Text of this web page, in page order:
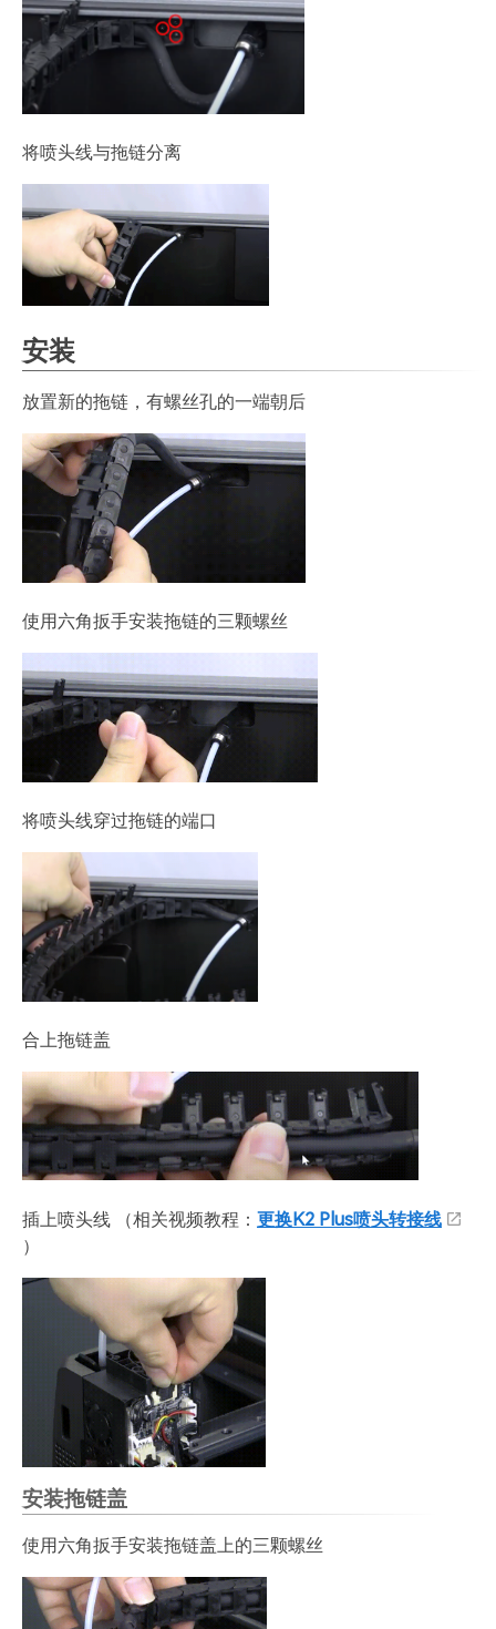
将喷头线与拖链分离
安装
放置新的拖链，有螺丝孔的一端朝后
使用六角扳手安装拖链的三颗螺丝
将喷头线穿过拖链的端口
合上拖链盖
插上喷头线 （相关视频教程： 更换K2 Plus喷头转接线
）
安装拖链盖
使用六角扳手安装拖链盖上的三颗螺丝